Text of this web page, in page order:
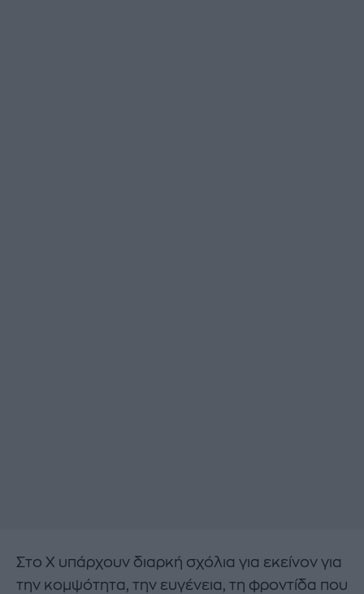
Στο Χ υπάρχουν διαρκή σχόλια για εκείνον για
την κομψότητα, την ευγένεια, τη φροντίδα που